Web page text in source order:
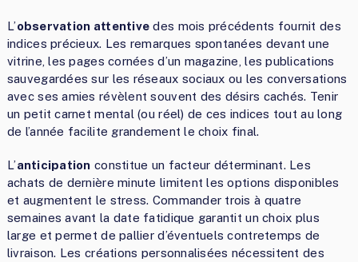
L’observation attentive des mois précédents fournit des
indices précieux. Les remarques spontanées devant une
vitrine, les pages cornées d’un magazine, les publications
sauvegardées sur les réseaux sociaux ou les conversations
avec ses amies révèlent souvent des désirs cachés. Tenir
un petit carnet mental (ou réel) de ces indices tout au long
de l’année facilite grandement le choix final.
L’anticipation constitue un facteur déterminant. Les
achats de dernière minute limitent les options disponibles
et augmentent le stress. Commander trois à quatre
semaines avant la date fatidique garantit un choix plus
large et permet de pallier d’éventuels contretemps de
livraison. Les créations personnalisées nécessitent des